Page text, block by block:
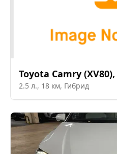
Toyota Camry (XV80),
2.5 л., 18 км, Гибрид